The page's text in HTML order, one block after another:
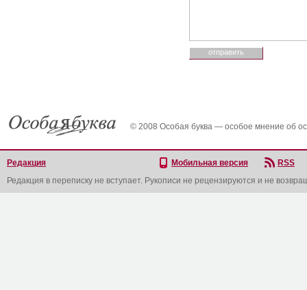
© 2008 Особая буква — особое мнение об
Редакция Мобильная версия
RSS
Редакция в переписку не вступает. Рукописи не рецензируются и не